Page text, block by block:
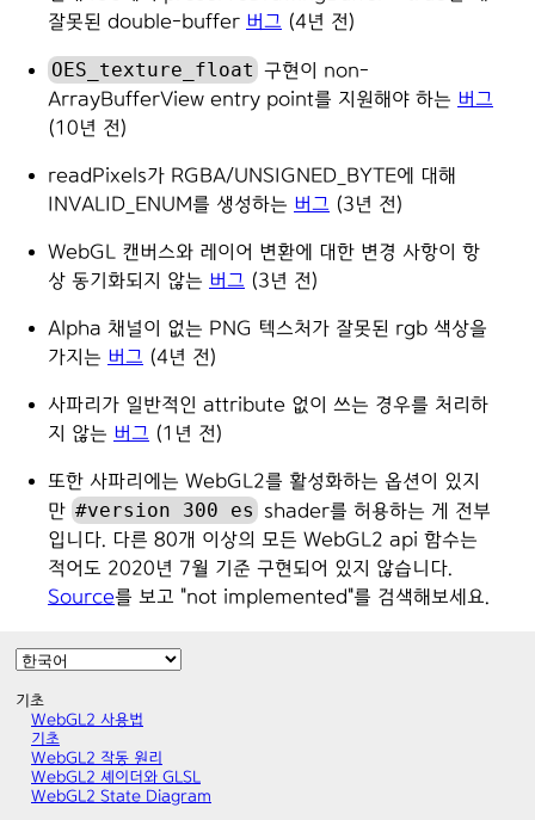
잘못된 double-buffer 버그 (4년 전)
OES_texture_float 구현이 non-
ArrayBufferView entry point를 지원해야 하는 버그
(10년 전)
readPixels가 RGBA/UNSIGNED_BYTE에 대해
INVALID_ENUM를 생성하는 버그 (3년 전)
WebGL 캔버스와 레이어 변환에 대한 변경 사항이 항
상 동기화되지 않는 버그 (3년 전)
Alpha 채널이 없는 PNG 텍스처가 잘못된 rgb 색상을
가지는 버그 (4년 전)
사파리가 일반적인 attribute 없이 쓰는 경우를 처리하
지 않는 버그 (1년 전)
또한 사파리에는 WebGL2를 활성화하는 옵션이 있지
만 #version 300 es shader를 허용하는 게 전부
입니다. 다른 80개 이상의 모든 WebGL2 api 함수는
적어도 2020년 7월 기준 구현되어 있지 않습니다.
Source를 보고 "not implemented"를 검색해보세요.
기초
WebGL2 사용법
기초
WebGL2 작동 원리
WebGL2 셰이더와 GLSL
WebGL2 State Diagram